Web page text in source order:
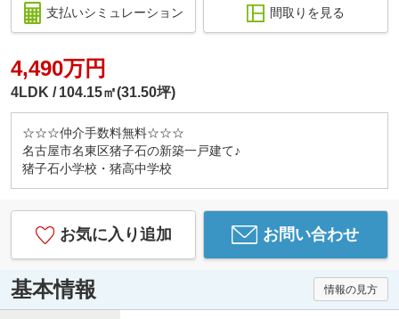
支払いシミュレーション 間取りを見る
4,490万円
4LDK 104.15㎡(31.50坪)
☆☆☆仲介手数料無料☆☆☆
名古屋市名東区猪子石の新築一戸建て♪
猪子石小学校・猪高中学校
お気に入り追加 お問い合わせ
基本情報 情報の見方